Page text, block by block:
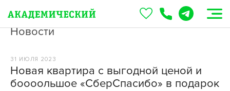
Новости
31 ИЮЛЯ 2023
Новая квартира с выгодной ценой и
боооольшое «СберСпасибо» в подарок